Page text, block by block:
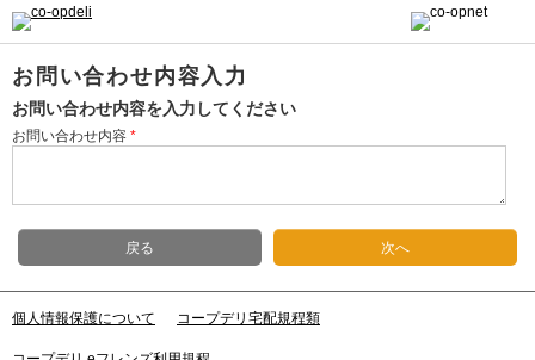
お問い合わせ内容入力
お問い合わせ内容を入力してください
お問い合わせ内容 *
戻る 次へ
個人情報保護について コープデリ宅配規程類